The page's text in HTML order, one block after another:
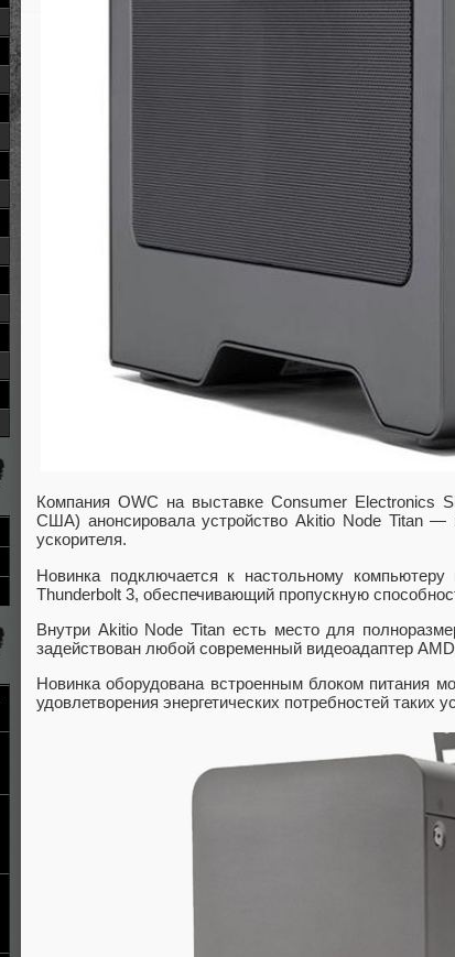
Компания OWC на выставке Consumer Electronics
США) анонсировала устройство Akitio Node Titan —
ускорителя.
Новинка подключается к настольному
Thunderbolt 3, обеспечивающий пропускную
Внутри Akitio Node Titan есть место для
задействован любой современный видеоадаптер
Новинка оборудована встроенным блоком питания
удовлетворения энергетических потребностей таких